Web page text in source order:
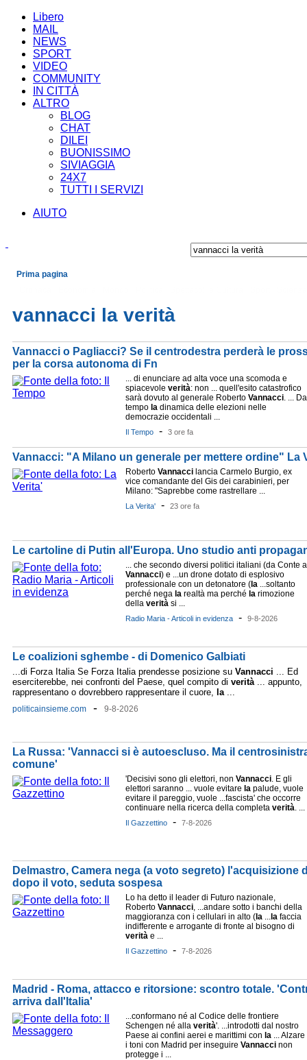
Libero
MAIL
NEWS
SPORT
VIDEO
COMMUNITY
IN CITTÀ
ALTRO
BLOG
CHAT
DILEI
BUONISSIMO
SIVIAGGIA
24X7
TUTTI I SERVIZI
AIUTO
Prima pagina
vannacci la verità
Vannacci o Pagliacci? Se il centrodestra perderà le
per la corsa autonoma di Fn
... di enunciare ad alta voce una scomoda e
spiacevole verità: non ... quell'esito catastrofico
sarà dovuto al generale Roberto Vannacci. ... Da
tempo la dinamica delle elezioni nelle
democrazie occidentali ...
Il Tempo - 3 ore fa
Vannacci: "A Milano un generale per mettere ordine" La
Roberto Vannacci lancia Carmelo Burgio, ex
vice comandante del Gis dei carabinieri, per
Milano: "Saprebbe come rastrellare ...
La Verita' - 23 ore fa
Le cartoline di Putin all'Europa. Uno studio anti
... che secondo diversi politici italiani (da Conte a
Vannacci) e ...un drone dotato di esplosivo
professionale con un detonatore ( la ...soltanto
perché nega la realtà ma perché la rimozione
della verità si ...
Radio Maria - Articoli in evidenza - 9-8-2026
Le coalizioni sghembe - di Domenico Galbiati
...di Forza Italia Se Forza Italia prendesse posizione su Vannacci ... Ed
eserciterebbe, nei confronti del Paese, quel compito di verità... appunto,
rappresentano o dovrebbero rappresentare il cuore, la...
politicainsieme.com - 9-8-2026
La Russa: 'Vannacci si è autoescluso. Ma il
comune'
'Decisivi sono gli elettori, non Vannacci. E gli
elettori saranno ... vuole evitare la palude, vuole
evitare il pareggio, vuole ...fascista' che occorre
continuare nella ricerca della completa verità. ...
Il Gazzettino - 7-8-2026
Delmastro, Camera nega (a voto segreto) l'acquisizione
dopo il voto, seduta sospesa
Lo ha detto il leader di Futuro nazionale,
Roberto Vannacci, ...andare sotto i banchi della
maggioranza con i cellulari in alto ( la ... la faccia
indifferente e arrogante di fronte al bisogno di
verità e ...
Il Gazzettino - 7-8-2026
Madrid - Roma, attacco e ritorsione: scontro totale.
arriva dall'Italia'
...conformano né al Codice delle frontiere
Schengen né alla verità'. ...introdotti dal nostro
Paese ai confini aerei e marittimi con la ... Alzare
i toni con Madrid per inseguire Vannacci non
protegge i ...